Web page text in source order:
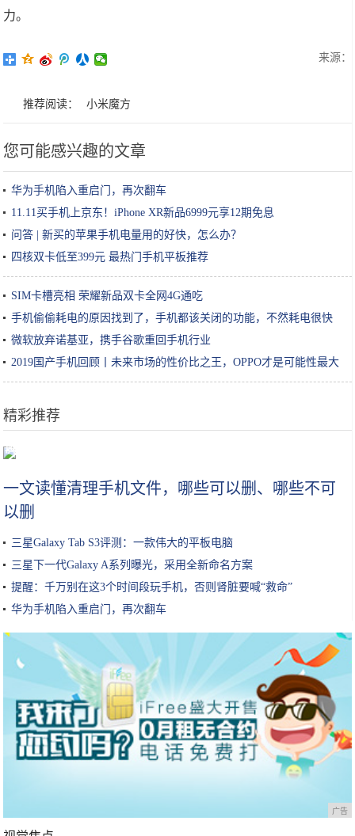
力。
来源：
推荐阅读： 小米魔方
您可能感兴趣的文章
华为手机陷入重启门，再次翻车
11.11买手机上京东！iPhone XR新品6999元享12期免息
问答 | 新买的苹果手机电量用的好快，怎么办？
四核双卡低至399元 最热门手机平板推荐
SIM卡槽亮相 荣耀新品双卡全网4G通吃
手机偷偷耗电的原因找到了，手机都该关闭的功能，不然耗电很快
微软放弃诺基亚，携手谷歌重回手机行业
2019国产手机回顾丨未来市场的性价比之王，OPPO才是可能性最大
的
精彩推荐
腾讯全球数字生态大会城市峰会走进成都，腾讯与成都大运会达成合作
一文读懂清理手机文件，哪些可以删、哪些不可
以删
三星Galaxy Tab S3评测：一款伟大的平板电脑
三星下一代Galaxy A系列曝光，采用全新命名方案
提醒：千万别在这3个时间段玩手机，否则肾脏要喊“救命”
华为手机陷入重启门，再次翻车
广告